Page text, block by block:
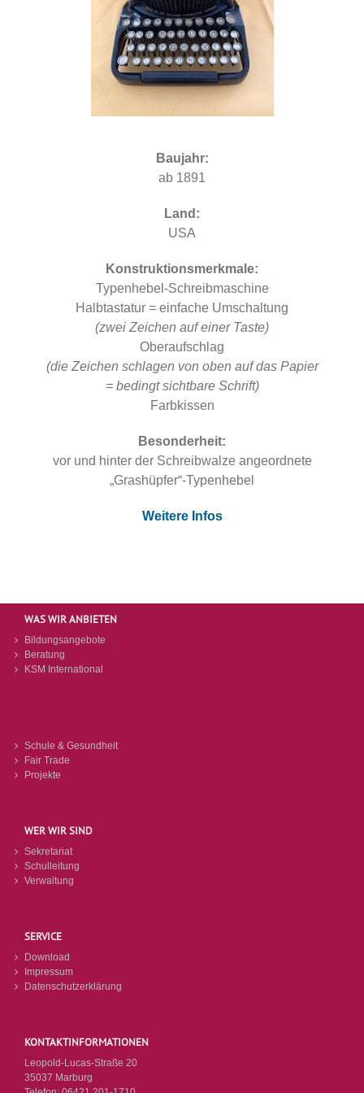
Baujahr:
ab 1891
Land:
USA
Konstruktionsmerkmale:
Typenhebel-Schreibmaschine
Halbtastatur = einfache Umschaltung
(zwei Zeichen auf einer Taste)
Oberaufschlag
(die Zeichen schlagen von oben auf das Papier
= bedingt sichtbare Schrift)
Farbkissen
Besonderheit:
vor und hinter der Schreibwalze angeordnete
„Grashüpfer“-Typenhebel
Weitere Infos
WAS WIR ANBIETEN
Bildungsangebote
Beratung
KSM International
Schule & Gesundheit
Fair Trade
Projekte
WER WIR SIND
Sekretariat
Schulleitung
Verwaltung
SERVICE
Download
Impressum
Datenschutzerklärung
KONTAKTINFORMATIONEN
Leopold-Lucas-Straße 20
35037 Marburg